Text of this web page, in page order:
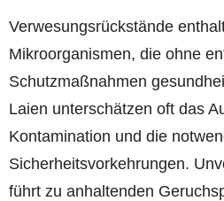
Verwesungsrückstände
Mikroorganismen, die ohne
Schutzmaßnahmen
Laien unterschätzen oft das
Kontamination und die
Sicherheitsvorkehrungen.
führt zu anhaltenden